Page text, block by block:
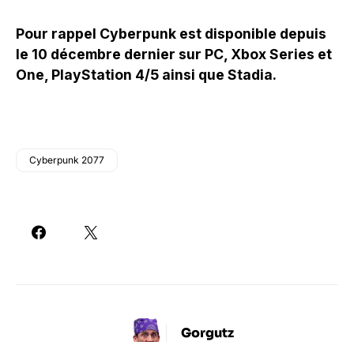
Pour rappel Cyberpunk est disponible depuis
le 10 décembre dernier sur PC, Xbox Series et
One, PlayStation 4/5 ainsi que Stadia.
Cyberpunk 2077
Gorgutz